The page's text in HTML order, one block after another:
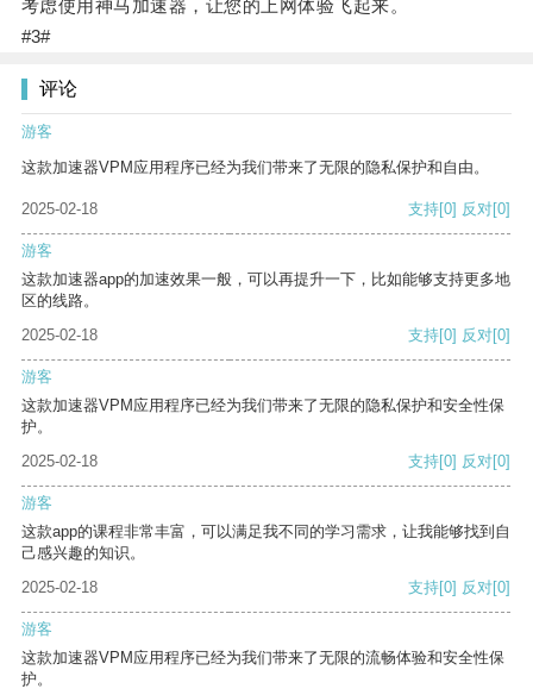
考虑使用神马加速器，让您的上网体验飞起来。
#3#
评论
游客
这款加速器VPM应用程序已经为我们带来了无限的隐私保护和自由。
2025-02-18 支持[0] 反对[0]
游客
这款加速器app的加速效果一般，可以再提升一下，比如能够支持更多地
区的线路。
2025-02-18
支持[0] 反对[0]
游客
这款加速器VPM应用程序已经为我们带来了无限的隐私保护和安全性保
护。
2025-02-18
支持[0] 反对[0]
游客
这款app的课程非常丰富，可以满足我不同的学习需求，让我能够找到自
己感兴趣的知识。
2025-02-18
支持[0] 反对[0]
游客
这款加速器VPM应用程序已经为我们带来了无限的流畅体验和安全性保
护。